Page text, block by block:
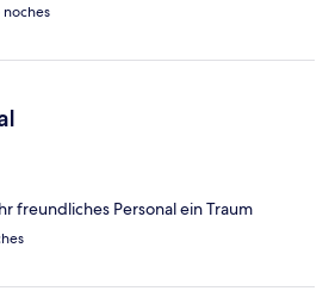
noches
freundliches Personal ein Traum